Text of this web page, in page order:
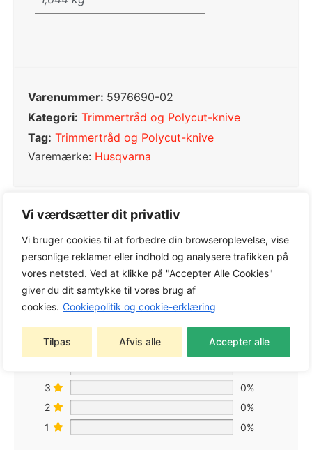
Vi værdsætter dit privatliv
Vi bruger cookies til at forbedre din browseroplevelse, vise
personlige reklamer eller indhold og analysere trafikken på
vores netsted. Ved at klikke på "Accepter Alle Cookies"
giver du dit samtykke til vores brug af
cookies. Cookiepolitik og cookie-erklæring
Tilpas Afvis alle Accepter alle
Varenummer: 5976690-02
Kategori: Trimmertråd og Polycut-knive
Tag: Trimmertråd og Polycut-knive
Varemærke: Husqvarna
0,0
Baseret på 0 anmeldelser
5
0%
3
0%
2
0%
1
0%